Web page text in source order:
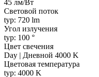
45 лм/Вт
Световой поток
typ: 720 lm
Угол излучения
typ: 100 °
Цвет свечения
Day | Дневной 4000 K
Цветовая температура
typ: 4000 K